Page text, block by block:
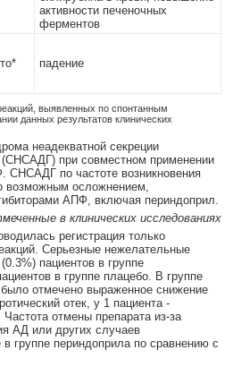
активности печеночных
ферментов
падение
выявленных по спонтанным
данных результатов клинических
неадекватной секреции
(СНСАДГ) при совместном применении
СНСАДГ по частоте возникновения
возможным осложнением,
АПФ, включая периндоприл.
в клинических исследованиях
регистрация только
Серьезные нежелательные
пациентов в группе
в группе плацебо. В группе
отмечено выраженное снижение
отек, у 1 пациента -
отмены препарата из-за
АД или других случаев
группе периндоприла по сравнению с